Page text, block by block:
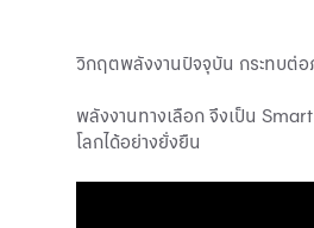
วิกฤตพลังงานปัจจุบัน กระทบต่
พลังงานทางเลือก จึงเป็น
โลกได้อย่างยั่งยืน